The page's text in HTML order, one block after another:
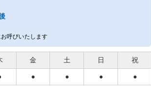
お呼びいたします
金 土 日 祝
● ● ● ●